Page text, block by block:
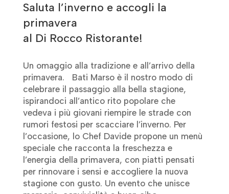
Saluta l’inverno e accogli la
primavera
al Di Rocco Ristorante!
Un omaggio alla tradizione e all’arrivo della
primavera. Bati Marso è il nostro modo di
celebrare il passaggio alla bella stagione,
ispirandoci all’antico rito popolare che
vedeva i più giovani riempire le strade con
rumori festosi per scacciare l’inverno. Per
l’occasione, lo Chef Davide propone un menù
speciale che racconta la freschezza e
l’energia della primavera, con piatti pensati
per rinnovare i sensi e accogliere la nuova
stagione con gusto. Un evento che unisce